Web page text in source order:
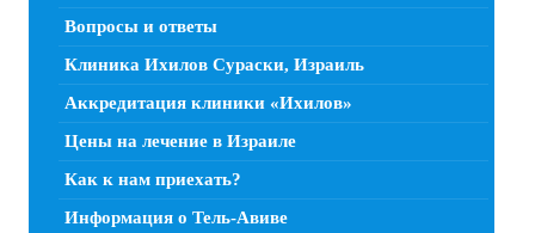
Вопросы и ответы
Клиника Ихилов Сураски, Израиль
Аккредитация клиники «Ихилов»
Цены на лечение в Израиле
Как к нам приехать?
Информация о Тель-Авиве